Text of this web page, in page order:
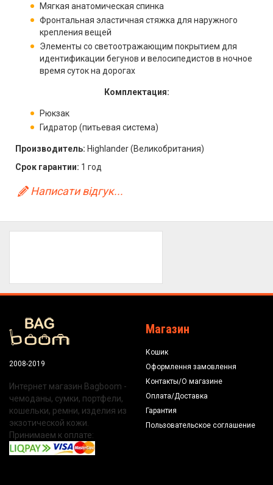
Мягкая анатомическая спинка
Фронтальная эластичная стяжка для наружного
крепления вещей
Элементы со светоотражающим покрытием для
идентификации бегунов и велосипедистов в ночное
время суток на дорогах
Комплектация:
Рюкзак
Гидратор (питьевая система)
Производитель: Highlander (Великобритания)
Срок гарантии: 1 год
Написати відгук...
2008-2019
Интернет магазин Bagboom -
чемоданы, сумки, портфели,
кошельки, ремни, изделия из
экзотической кожи.
Принимаем к оплате:
Магазин
Кошик
Оформлення замовлення
Контакты/О магазине
Оплата/Доставка
Гарантия
Пользовательское соглашение